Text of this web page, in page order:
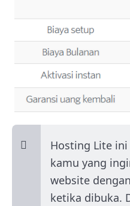
Hosting Lite
kamu yang
website
ketika dibuka.